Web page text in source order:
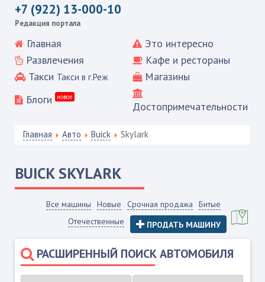
+7 (922) 13-000-10
Редакция портала
Главная
Это интересно
Развлечения
Кафе и рестораны
Такси Такси в г.Реж
Магазины
Блоги
новое
Достопримечательности
Главная Авто Buick Skylark
BUICKSKYLARK
Все машины Новые Срочная продажа
Битые
Отечественные
ПРОДАТЬ МАШИНУ
РАСШИРЕННЫЙ ПОИСК АВТОМОБИЛЯ